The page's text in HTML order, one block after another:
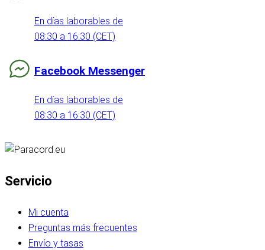
En días laborables de
08:30 a 16:30 (CET)
Facebook Messenger
En días laborables de
08:30 a 16:30 (CET)
Servicio
Mi cuenta
Preguntas más frecuentes
Envío y tasas